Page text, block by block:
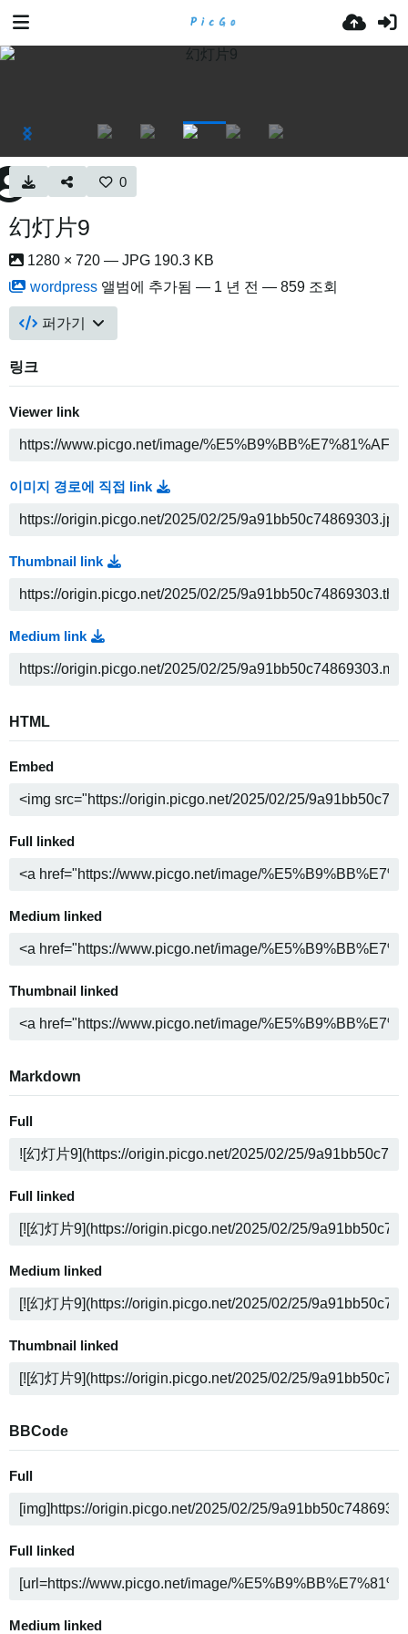
0
幻灯片9
1280 × 720 — JPG 190.3 KB
wordpress 앨범에 추가됨 — 1 년 전 — 859 조회
퍼가기
링크
Viewer link
이미지 경로에 직접 link
Thumbnail link
Medium link
HTML
Embed
Full linked
Medium linked
Thumbnail linked
Markdown
Full
Full linked
Medium linked
Thumbnail linked
BBCode
Full
Full linked
Medium linked